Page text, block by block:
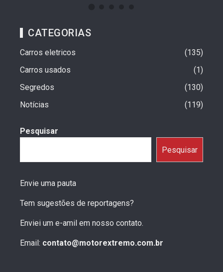
CATEGORIAS
Carros eletricos
135
Carros usados
1
Segredos
130
Notícias
119
Pesquisar
Pesquisar
Envie uma pauta
Tem sugestões de reportagens?
Enviei um e-amil em nosso contato.
Email: contato@motorextremo.com.br